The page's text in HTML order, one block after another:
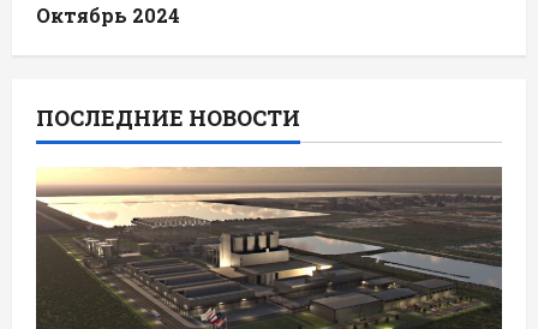
Октябрь 2024
ПОСЛЕДНИЕ НОВОСТИ